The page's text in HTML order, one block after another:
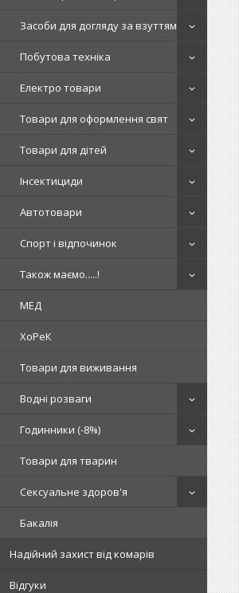
Засоби для догляду за взуттям
Побутова техніка
Електро товари
Товари для оформлення свят
Товари для дітей
Інсектициди
Автотовари
Спорт і відпочинок
Також маємо.....!
МЕД
ХоРеК
Товари для виживання
Водні розваги
Годинники (-8%)
Товари для тварин
Сексуальне здоров'я
Бакалія
Надійний захист від комарів
Відгуки